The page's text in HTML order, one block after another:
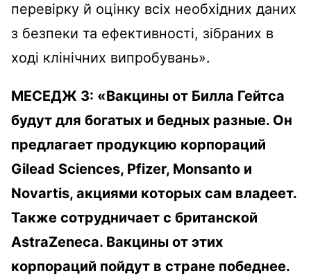
перевірку й оцінку всіх необхідних даних
з безпеки та ефективності, зібраних в
ході клінічних випробувань».
МЕСЕДЖ 3: «Вакцины от Билла Гейтса
будут для богатых и бедных разные. Он
предлагает продукцию корпораций
Gilead Sciences, Pfizer, Monsanto и
Novartis, акциями которых сам владеет.
Также сотрудничает с британской
AstraZeneca. Вакцины от этих
корпораций пойдут в стране победнее.